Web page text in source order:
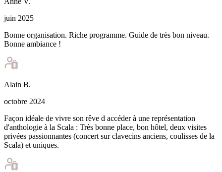
juin 2025
Bonne organisation. Riche programme. Guide de très bon niveau.
Bonne ambiance !
Alain B.
octobre 2024
Façon idéale de vivre son rêve d accéder à une représentation
d'anthologie à la Scala : Très bonne place, bon hôtel, deux visites
privées passionnantes (concert sur clavecins anciens, coulisses de la
Scala) et uniques.